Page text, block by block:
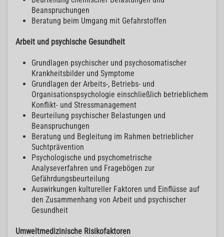
Beanspruchungen
Beratung beim Umgang mit Gefahrstoffen
Arbeit und psychische Gesundheit
Grundlagen psychischer und psychosomatischer
Krankheitsbilder und Symptome
Grundlagen der Arbeits-, Betriebs- und
Organisationspsychologie einschließlich betrieblichem
Konflikt- und Stressmanagement
Beurteilung psychischer Belastungen und
Beanspruchungen
Beratung und Begleitung im Rahmen betrieblicher
Suchtprävention
Psychologische und psychometrische
Analyseverfahren und Fragebögen zur
Gefährdungsbeurteilung
Auswirkungen kultureller Faktoren und Einflüsse auf
den Zusammenhang von Arbeit und psychischer
Gesundheit
Umweltmedizinische Risikofaktoren